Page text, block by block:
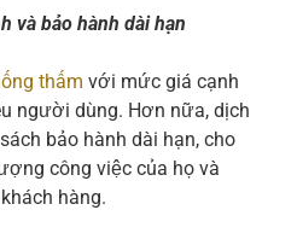
và bảo hành dài hạn
thấm với mức giá cạnh
người dùng. Hơn nữa, dịch
bảo hành dài hạn, cho
công việc của họ và
hàng.